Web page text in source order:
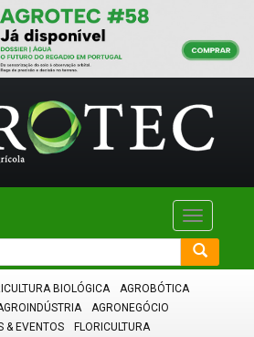
Toggle
BIOLÓGICA
AGROBÓTICA
AGRONEGÓCIO
& EVENTOS
FLORICULTURA